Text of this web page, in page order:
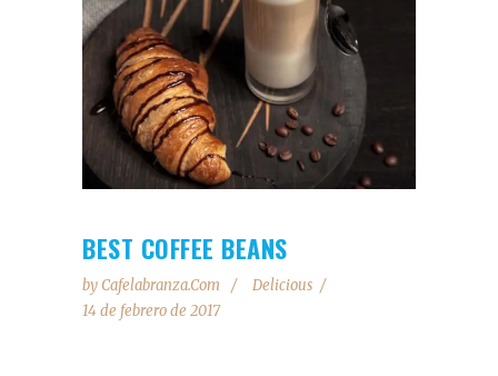
BEST COFFEE BEANS
byCafelabranza.com
Delicious
14 de febrero de 2017